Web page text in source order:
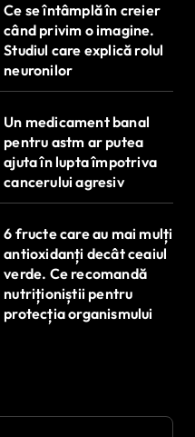
Ce se întâmplă în creier
când privim o imagine.
Studiul care explică rolul
neuronilor
Un medicament banal
pentru astm ar putea
ajuta în lupta împotriva
cancerului agresiv
6 fructe care au mai mulți
antioxidanți decât ceaiul
verde. Ce recomandă
nutriționiștii pentru
protecția organismului